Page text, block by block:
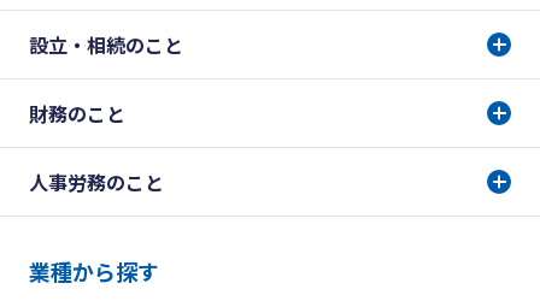
設立・相続のこと
財務のこと
人事労務のこと
業種から探す